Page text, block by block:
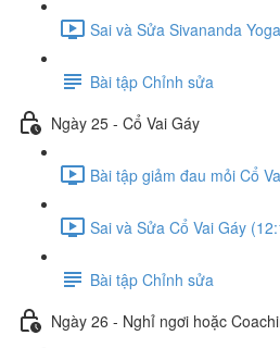
Sai và Sửa Sivananda
Bài tập Chỉnh sửa
Ngày 25 - Cổ Vai Gáy
Bài tập giảm đau mỏi Cổ
Sai và Sửa Cổ Vai Gáy
Bài tập Chỉnh sửa
Ngày 26 - Nghỉ ngơi hoặc